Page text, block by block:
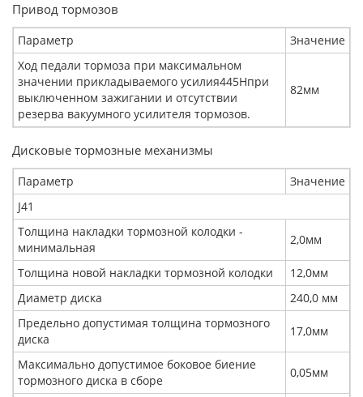
Привод тормозов
Параметр
Значение
Ход педали тормоза при максимальном
значении прикладываемого усилия445Нпри
выключенном зажигании и отсутствии
резерва вакуумного усилителя тормозов.
82мм
Дисковые тормозные механизмы
Параметр
Значение
J41
Толщина накладки тормозной колодки -
минимальная
2,0мм
Толщина новой накладки тормозной колодки
12,0мм
Диаметр диска
240,0 мм
Предельно допустимая толщина тормозного
диска
17,0мм
Максимально допустимое боковое биение
тормозного диска в сборе
0,05мм